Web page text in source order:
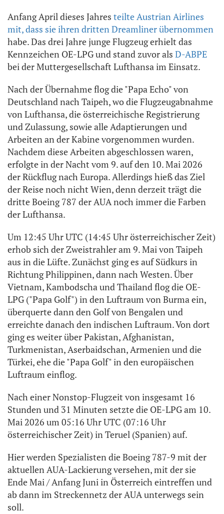
Anfang April dieses Jahres teilte Austrian Airlines
mit, dass sie ihren dritten Dreamliner übernommen
habe. Das drei Jahre junge Flugzeug erhielt das
Kennzeichen OE-LPG und stand zuvor als D-ABPE
bei der Muttergesellschaft Lufthansa im Einsatz.
Nach der Übernahme flog die "Papa Echo" von
Deutschland nach Taipeh, wo die Flugzeugabnahme
von Lufthansa, die österreichische Registrierung
und Zulassung, sowie alle Adaptierungen und
Arbeiten an der Kabine vorgenommen wurden.
Nachdem diese Arbeiten abgeschlossen waren,
erfolgte in der Nacht vom 9. auf den 10. Mai 2026
der Rückflug nach Europa. Allerdings hieß das Ziel
der Reise noch nicht Wien, denn derzeit trägt die
dritte Boeing 787 der AUA noch immer die Farben
der Lufthansa.
Um 12:45 Uhr UTC (14:45 Uhr österreichischer Zeit)
erhob sich der Zweistrahler am 9. Mai von Taipeh
aus in die Lüfte. Zunächst ging es auf Südkurs in
Richtung Philippinen, dann nach Westen. Über
Vietnam, Kambodscha und Thailand flog die OE-
LPG ("Papa Golf") in den Luftraum von Burma ein,
überquerte dann den Golf von Bengalen und
erreichte danach den indischen Luftraum. Von dort
ging es weiter über Pakistan, Afghanistan,
Turkmenistan, Aserbaidschan, Armenien und die
Türkei, ehe die "Papa Golf" in den europäischen
Luftraum einflog.
Nach einer Nonstop-Flugzeit von insgesamt 16
Stunden und 31 Minuten setzte die OE-LPG am 10.
Mai 2026 um 05:16 Uhr UTC (07:16 Uhr
österreichischer Zeit) in Teruel (Spanien) auf.
Hier werden Spezialisten die Boeing 787-9 mit der
aktuellen AUA-Lackierung versehen, mit der sie
Ende Mai / Anfang Juni in Österreich eintreffen und
ab dann im Streckennetz der AUA unterwegs sein
soll.